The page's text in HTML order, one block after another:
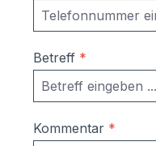
Betreff *
Kommentar *